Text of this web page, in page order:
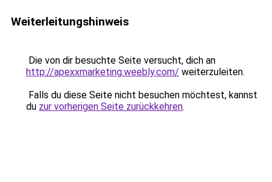
Weiterleitungshinweis
Die von dir besuchte Seite versucht, dich an
http://apexxmarketing.weebly.com/ weiterzuleiten.
Falls du diese Seite nicht besuchen möchtest, kannst
du zur vorherigen Seite zurückkehren.